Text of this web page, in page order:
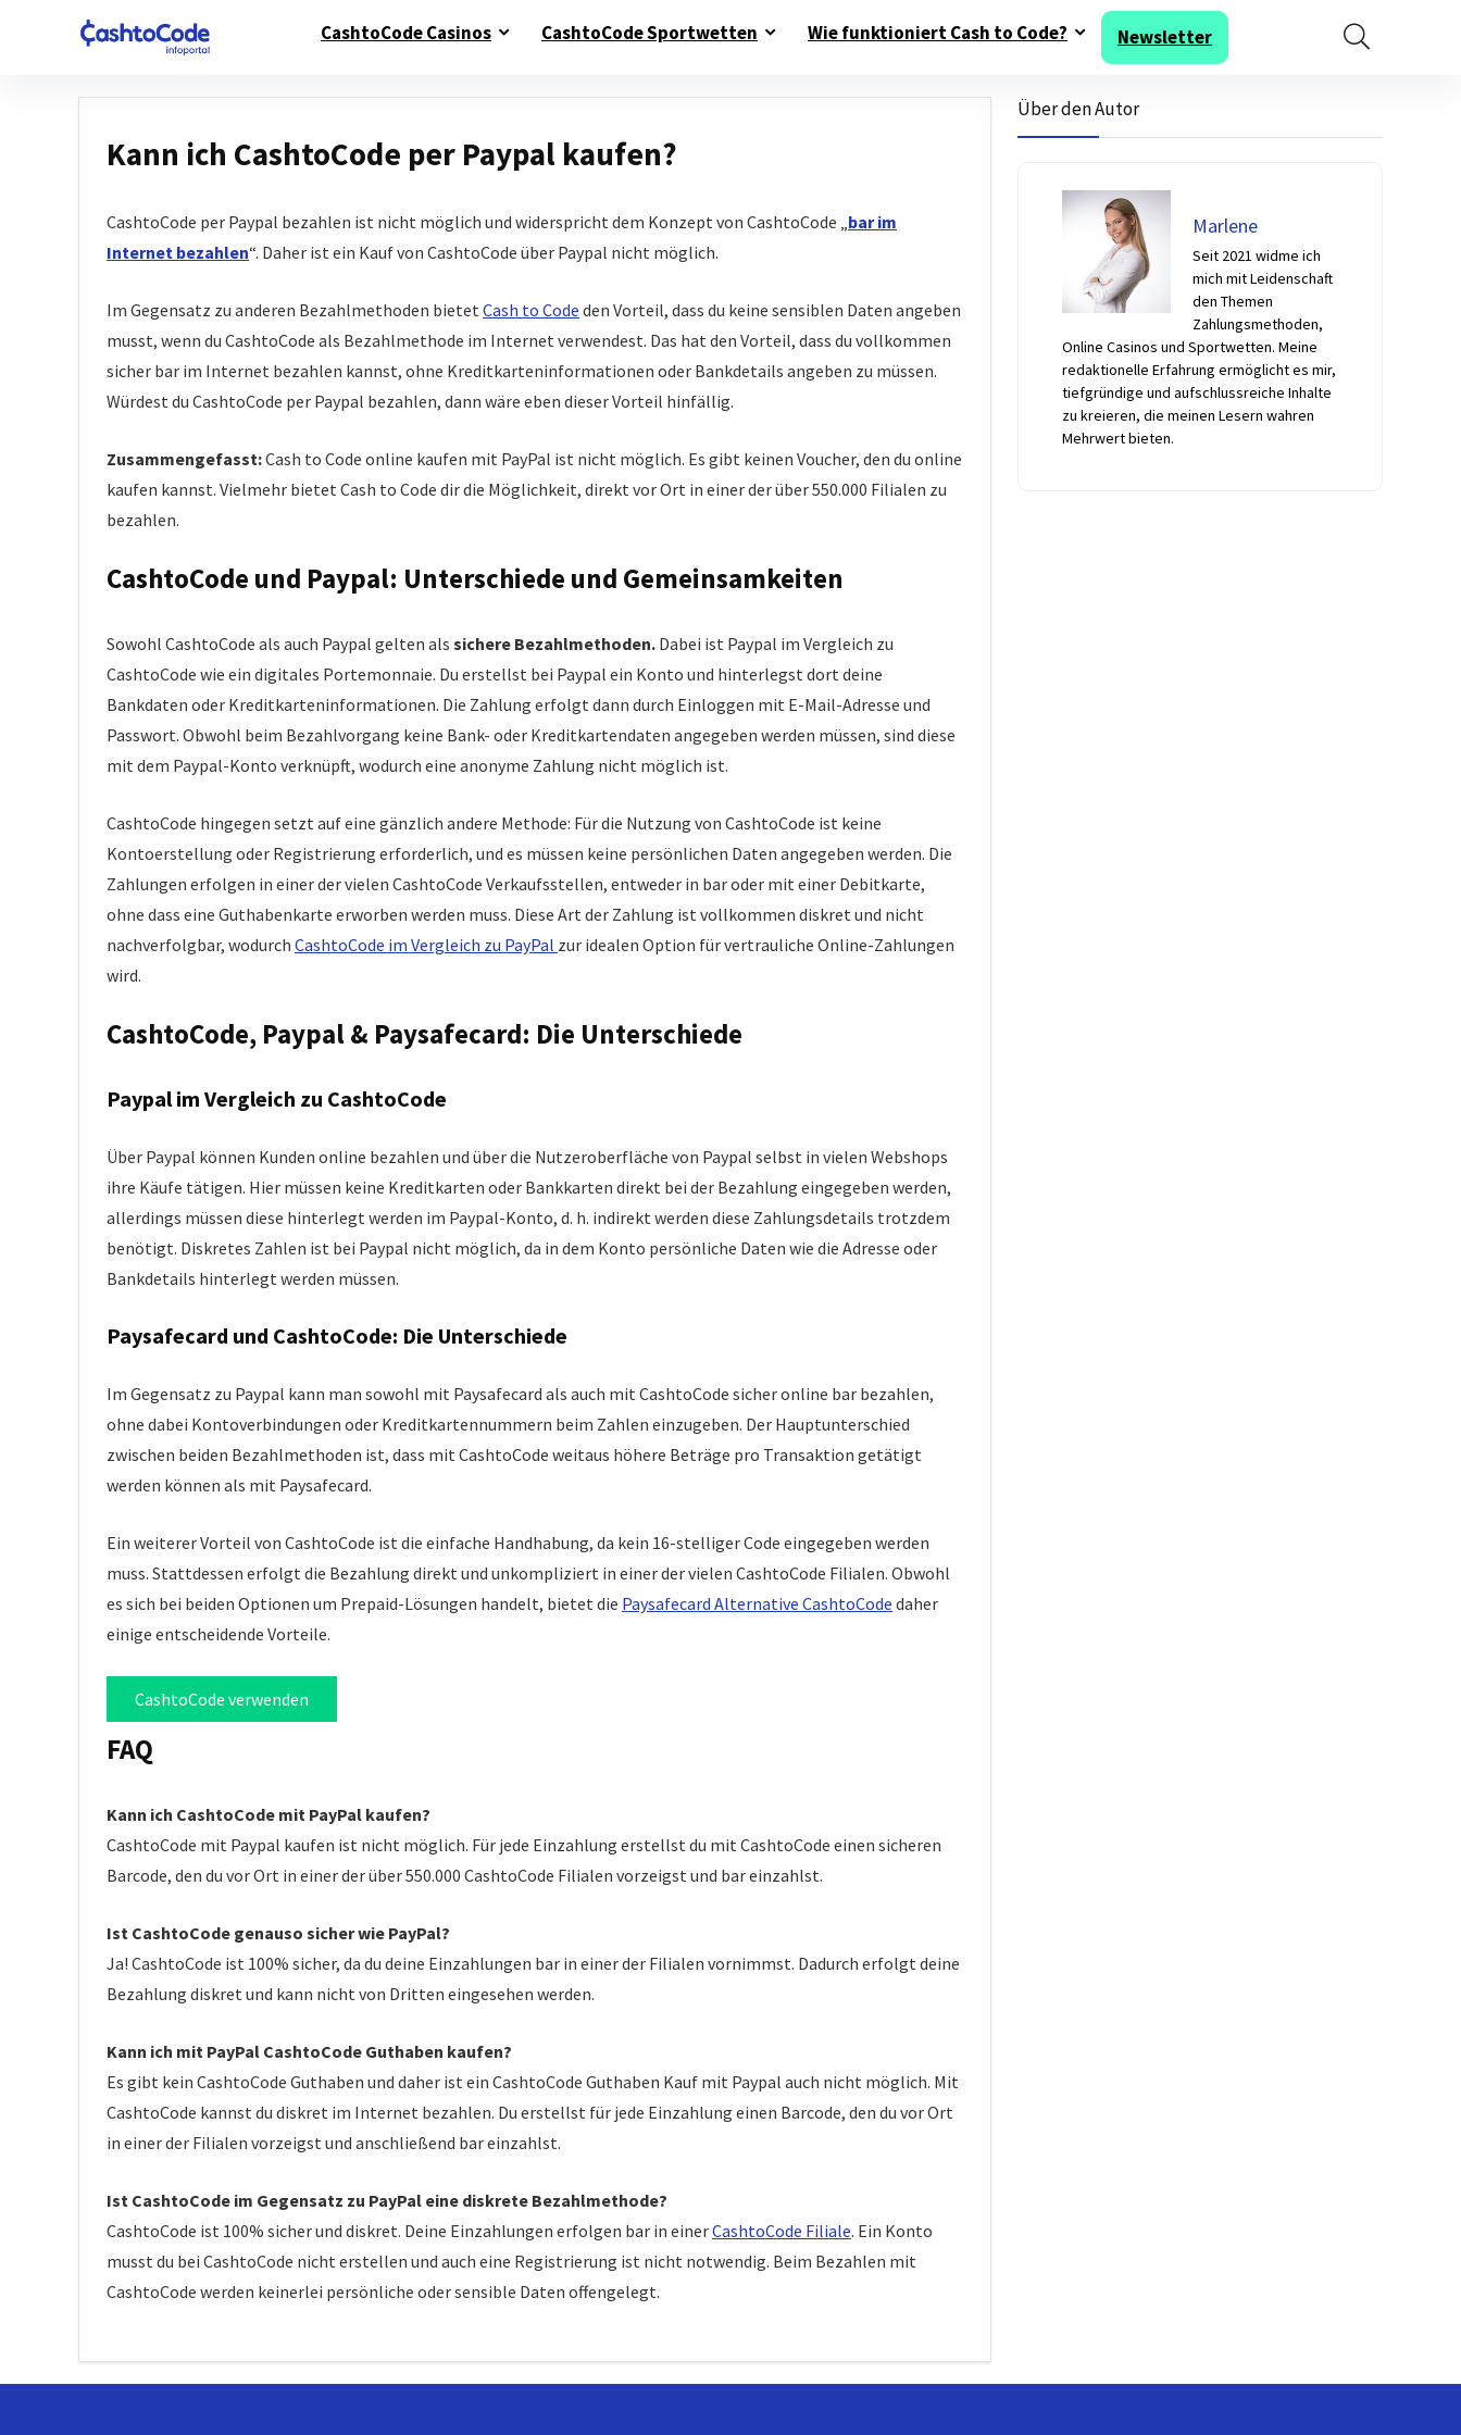
CashtoCode Casinos CashtoCode Sportwetten Wie funktioniert Cash to Code? Newsletter
Kann ich CashtoCode per Paypal kaufen?
CashtoCode per Paypal bezahlen ist nicht möglich und widerspricht dem Konzept von CashtoCode „bar im
Internet bezahlen“. Daher ist ein Kauf von CashtoCode über Paypal nicht möglich.
Im Gegensatz zu anderen Bezahlmethoden bietetCash to Code den Vorteil, dass du keine sensiblen Daten angeben
musst, wenn du CashtoCode als Bezahlmethode im Internet verwendest. Das hat den Vorteil, dass du vollkommen
sicher bar im Internet bezahlen kannst, ohne Kreditkarteninformationen oder Bankdetails angeben zu müssen.
Würdest du CashtoCode per Paypal bezahlen, dann wäre eben dieser Vorteil hinfällig.
Zusammengefasst:Cash to Code online kaufen mit PayPal ist nicht möglich. Es gibt keinen Voucher, den du online
kaufen kannst. Vielmehr bietet Cash to Code dir die Möglichkeit, direkt vor Ort in einer der über 550.000 Filialen zu
bezahlen.
CashtoCode und Paypal: Unterschiede und Gemeinsamkeiten
Sowohl CashtoCode als auch Paypal gelten als sichere Bezahlmethoden. Dabei ist Paypal im Vergleich zu
CashtoCode wie ein digitales Portemonnaie. Du erstellst bei Paypal ein Konto und hinterlegst dort deine
Bankdaten oder Kreditkarteninformationen. Die Zahlung erfolgt dann durch Einloggen mit E-Mail-Adresse und
Passwort. Obwohl beim Bezahlvorgang keine Bank- oder Kreditkartendaten angegeben werden müssen, sind diese
mit dem Paypal-Konto verknüpft, wodurch eine anonyme Zahlung nicht möglich ist.
CashtoCode hingegen setzt auf eine gänzlich andere Methode: Für die Nutzung von CashtoCode ist keine
Kontoerstellung oder Registrierung erforderlich, und es müssen keine persönlichen Daten angegeben werden. Die
Zahlungen erfolgen in einer der vielen CashtoCode Verkaufsstellen, entweder in bar oder mit einer Debitkarte,
ohne dass eine Guthabenkarte erworben werden muss. Diese Art der Zahlung ist vollkommen diskret und nicht
nachverfolgbar, wodurch CashtoCode im Vergleich zu PayPal zur idealen Option für vertrauliche Online-Zahlungen
wird.
CashtoCode, Paypal & Paysafecard: Die Unterschiede
Paypal im Vergleich zu CashtoCode
Über Paypal können Kunden online bezahlen und über die Nutzeroberfläche von Paypal selbst in vielen Webshops
ihre Käufe tätigen. Hier müssen keine Kreditkarten oder Bankkarten direkt bei der Bezahlung eingegeben werden,
allerdings müssen diese hinterlegt werden im Paypal-Konto, d. h. indirekt werden diese Zahlungsdetails trotzdem
benötigt. Diskretes Zahlen ist bei Paypal nicht möglich, da in dem Konto persönliche Daten wie die Adresse oder
Bankdetails hinterlegt werden müssen.
Paysafecard und CashtoCode: Die Unterschiede
Im Gegensatz zu Paypal kann man sowohl mit Paysafecard als auch mit CashtoCode sicher online bar bezahlen,
ohne dabei Kontoverbindungen oder Kreditkartennummern beim Zahlen einzugeben. Der Hauptunterschied
zwischen beiden Bezahlmethoden ist, dass mit CashtoCode weitaus höhere Beträge pro Transaktion getätigt
werden können als mit Paysafecard.
Ein weiterer Vorteil von CashtoCode ist die einfache Handhabung, da kein 16-stelliger Code eingegeben werden
muss. Stattdessen erfolgt die Bezahlung direkt und unkompliziert in einer der vielen CashtoCode Filialen. Obwohl
es sich bei beiden Optionen um Prepaid-Lösungen handelt, bietet die Paysafecard Alternative CashtoCode daher
einige entscheidende Vorteile.
CashtoCode verwenden
FAQ
Kann ich CashtoCode mit PayPal kaufen?
CashtoCode mit Paypal kaufen ist nicht möglich. Für jede Einzahlung erstellst du mit CashtoCode einen sicheren
Barcode, den du vor Ort in einer der über 550.000 CashtoCode Filialen vorzeigst und bar einzahlst.
Ist CashtoCode genauso sicher wie PayPal?
Ja! CashtoCode ist 100% sicher, da du deine Einzahlungen bar in einer der Filialen vornimmst. Dadurch erfolgt deine
Bezahlung diskret und kann nicht von Dritten eingesehen werden.
Kann ich mit PayPal CashtoCode Guthaben kaufen?
Es gibt kein CashtoCode Guthaben und daher ist ein CashtoCode Guthaben Kauf mit Paypal auch nicht möglich. Mit
CashtoCode kannst du diskret im Internet bezahlen. Du erstellst für jede Einzahlung einen Barcode, den du vor Ort
in einer der Filialen vorzeigst und anschließend bar einzahlst.
Ist CashtoCode im Gegensatz zu PayPal eine diskrete Bezahlmethode?
CashtoCode ist 100% sicher und diskret. Deine Einzahlungen erfolgen bar in einerCashtoCode Filiale. Ein Konto
musst du bei CashtoCode nicht erstellen und auch eine Registrierung ist nicht notwendig. Beim Bezahlen mit
CashtoCode werden keinerlei persönliche oder sensible Daten offengelegt.
Über den Autor
Marlene
Seit 2021 widme ich
mich mit Leidenschaft
den Themen
Zahlungsmethoden,
Online Casinos und Sportwetten. Meine
redaktionelle Erfahrung ermöglicht es mir,
tiefgründige und aufschlussreiche Inhalte
zu kreieren, die meinen Lesern wahren
Mehrwert bieten.